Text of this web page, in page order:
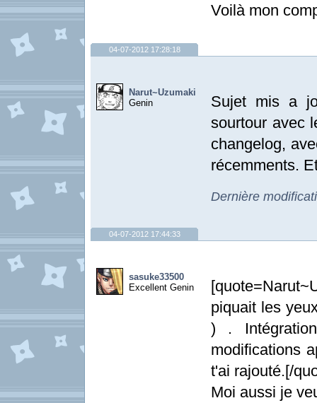
Voilà mon
04-07-2012 17:28:18
Narut~Uzumaki
Genin
Sujet mis a
sourtour avec
changelog,
récemments.
Dernière
04-07-2012 17:44:33
sasuke33500
Excellent Genin
piquait les
) .
modifications
t'ai rajouté.[/
Moi aussi je